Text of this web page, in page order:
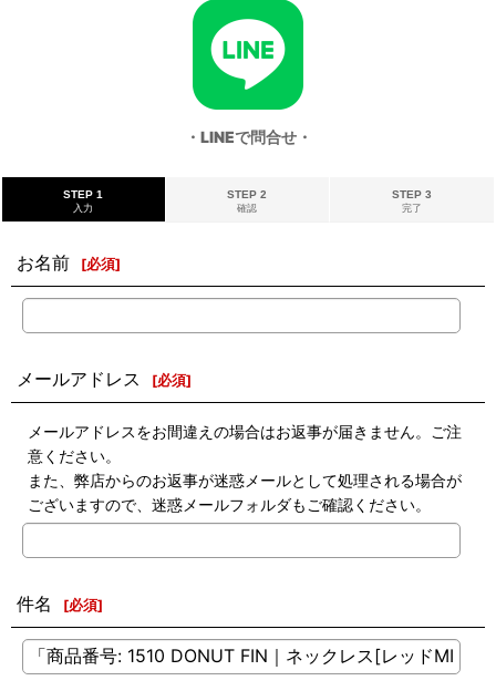
・LINEで問合せ・
STEP 1
入力
STEP 2
確認
STEP 3
完了
お名前 [必須]
メールアドレス [必須]
メールアドレスをお間違えの場合はお返事が届きません。ご注
意ください。
また、弊店からのお返事が迷惑メールとして処理される場合が
ございますので、迷惑メールフォルダもご確認ください。
件名 [必須]